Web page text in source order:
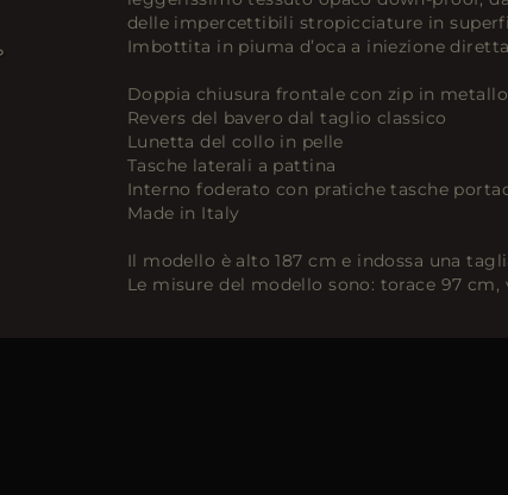
delle impercettibili stropicciature in
Imbottita in piuma d’oca a iniezione
Doppia chiusura frontale con zip in
Revers del bavero dal taglio classico
Lunetta del collo in pelle
Tasche laterali a pattina
Interno foderato con pratiche tasche
Made in Italy
Il modello è alto 187 cm e indossa una
Le misure del modello sono: torace 97